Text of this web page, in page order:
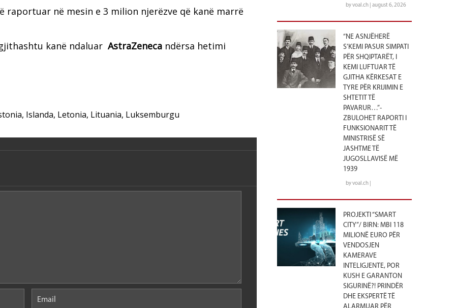
raportuar në mesin e 3 milion njerëzve që kanë marrë
kanë ndaluar AstraZeneca ndërsa hetimi
, Islanda, Letonia, Lituania, Luksemburgu
by voal.ch | august 6, 2026
“NE ASNJËHERË
S’KEMI PASUR SIMPATI
PËR SHQIPTARËT, I
KEMI LUFTUAR TË
GJITHA KËRKESAT E
TYRE PËR KRIJIMIN E
SHTETIT TË
PAVARUR…”-
ZBULOHET RAPORTI I
FUNKSIONARIT TË
MINISTRISË SË
JASHTME TË
JUGOSLLAVISË MË
1939
by voal.ch |
PROJEKTI “SMART
CITY”/ BIRN: MBI 118
MILIONË EURO PËR
VENDOSJEN
KAMERAVE
INTELIGJENTE, POR
KUSH E GARANTON
SIGURINË?! PRINDËR
DHE EKSPERTË TË